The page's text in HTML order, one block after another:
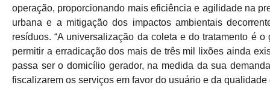
operação, proporcionando mais eficiência e agilidade na
urbana e a mitigação dos impactos ambientais
resíduos. “A universalização da coleta e do tratamento é
permitir a erradicação dos mais de três mil lixões ainda
passa ser o domicílio gerador, na medida da sua
fiscalizarem os serviços em favor do usuário e da qualidade